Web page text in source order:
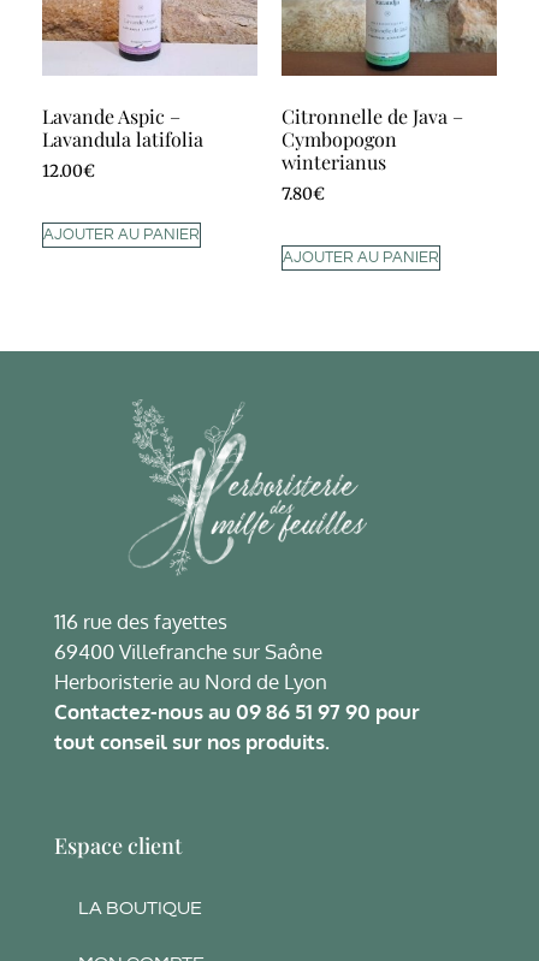
Lavande Aspic –
Lavandula latifolia
12.00€
AJOUTER AU PANIER
Citronnelle de Java –
Cymbopogon
winterianus
7.80€
AJOUTER AU PANIER
116 rue des fayettes
69400 Villefranche sur Saône
Herboristerie au Nord de Lyon
Contactez-nous au 09 86 51 97 90 pour
tout conseil sur nos produits.
Espace client
LA BOUTIQUE